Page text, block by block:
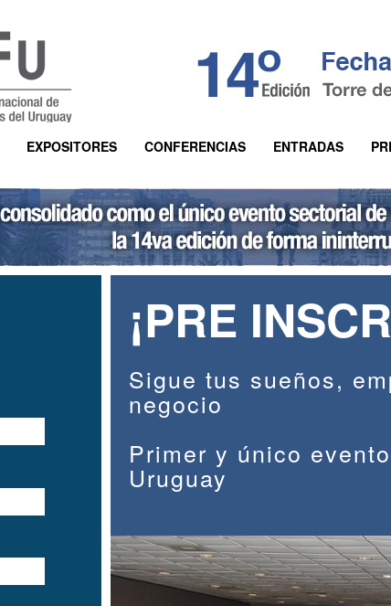
EXPOSITORES CONFERENCIAS ENTRADAS
¡PRE
Sigue tus sueños,
negocio
Primer y único
Uruguay